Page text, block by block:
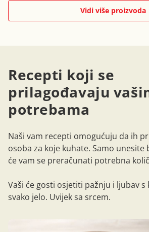
Vidi više proizvoda
Recepti koji se
prilagođavaju
potrebama
Naši vam recepti omogućuju da ih
osoba za koje kuhate. Samo
će vam se preračunati potrebna
Vaši će gosti osjetiti pažnju i ljubav
svako jelo. Uvijek sa srcem.